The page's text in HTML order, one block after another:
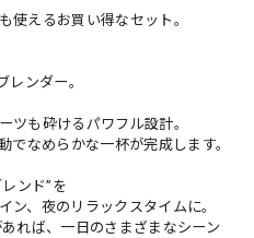
使えるお買い得なセット。
レンダー。
ツも砕けるパワフル設計。
でなめらかな一杯が完成します。
ンド”を
ン、夜のリラックスタイムに。
れば、一日のさまざまなシーン